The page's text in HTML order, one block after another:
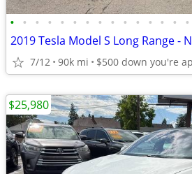
• • • • • • • • • • • • • • •
2019 Tesla Model S Long Range -
7/12 90k mi $500 down you're
$25,980